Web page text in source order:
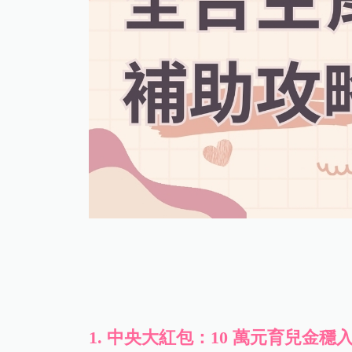
1. 中央大紅包：10 萬元育兒金穩